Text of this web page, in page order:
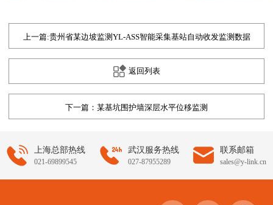
上一篇:贵州省某边坡监测YL-ASS智能采集基站自动收发监测数据
返回列表
下一篇：某基坑围护墙深层水平位移监测
上海总部热线
021-69899545
武汉服务热线
027-87955289
联系邮箱
sales@y-link.cn